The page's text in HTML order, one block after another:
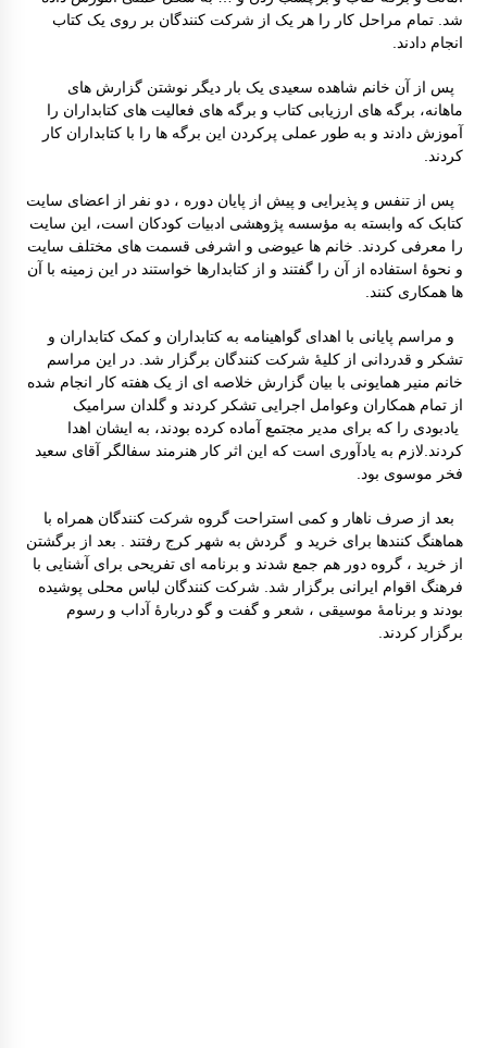
شد. تمام مراحل کار را هر یک از شرکت کنندگان بر روی یک کتاب
انجام دادند.
پس از آن خانم شاهده سعیدی یک بار دیگر نوشتن گزارش های
ماهانه، برگه های ارزیابی کتاب و برگه های فعالیت های کتابداران را
آموزش دادند و به طور عملی پرکردن این برگه ها را با کتابداران کار
کردند.
پس از تنفس و پذیرایی و پیش از پایان دوره ، دو نفر از اعضای سایت
کتابک که وابسته به مؤسسه پژوهشی ادبیات کودکان است، این سایت
را معرفی کردند. خانم ها عیوضی و اشرفی قسمت های مختلف سایت
و نحوۀ استفاده از آن را گفتند و از کتابدارها خواستند در این زمینه با آن
ها همکاری کنند.
و مراسم پایانی با اهدای گواهینامه به کتابداران و کمک کتابداران و
تشکر و قدردانی از کلیۀ شرکت کنندگان برگزار شد. در این مراسم
خانم منیر همایونی با بیان گزارش خلاصه ای از یک هفته کار انجام شده
از تمام همکاران وعوامل اجرایی تشکر کردند و گلدان سرامیک
یادبودی را که برای مدیر مجتمع آماده کرده بودند، به ایشان اهدا
کردند.لازم به یادآوری است که این اثر کار هنرمند سفالگر آقای سعید
فخر موسوی بود.
بعد از صرف ناهار و کمی استراحت گروه شرکت کنندگان همراه با
هماهنگ کنندها برای خرید و گردش به شهر کرج رفتند . بعد از برگشتن
از خرید ، گروه دور هم جمع شدند و برنامه ای تفریحی برای آشنایی با
فرهنگ اقوام ایرانی برگزار شد. شرکت کنندگان لباس محلی پوشیده
بودند و برنامۀ موسیقی ، شعر و گفت و گو دربارۀ آداب و رسوم
برگزار کردند.